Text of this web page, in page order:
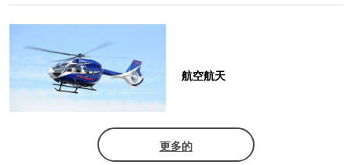
航空航天
更多的